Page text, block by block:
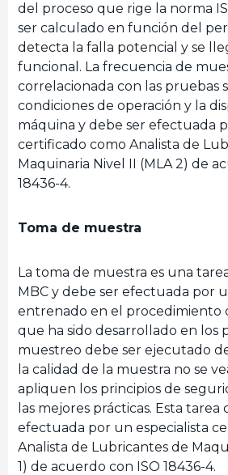
del proceso que rige la norma
ser calculado en función del
detecta la falla potencial y se
funcional. La frecuencia de
correlacionada con las pruebas
condiciones de operación y la
máquina y debe ser efectuada
certificado como Analista de
Maquinaria Nivel II (MLA 2) de
18436-4.
Toma de muestra
La toma de muestra es una
MBC y debe ser efectuada por
entrenado en el procedimiento
que ha sido desarrollado en los
muestreo debe ser ejecutado
la calidad de la muestra no se
apliquen los principios de
las mejores prácticas. Esta tarea
efectuada por un especialista
Analista de Lubricantes de
1) de acuerdo con ISO 18436-4.